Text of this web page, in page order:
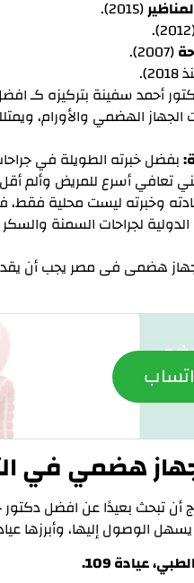
(2015).
(2007).
أحمد سفينة بتركيزه
الجهاز الهضمي والأورام،
بفضل خبرته الطويلة في
تعافي أسرع للمريض وألم
وخبرته ليست محلية فقط،
هضمى فى مصر يجب أن يقدم
هضمي في
أن تبحث بعيدًا عن افضل
الوصول إليها، وأبرزها